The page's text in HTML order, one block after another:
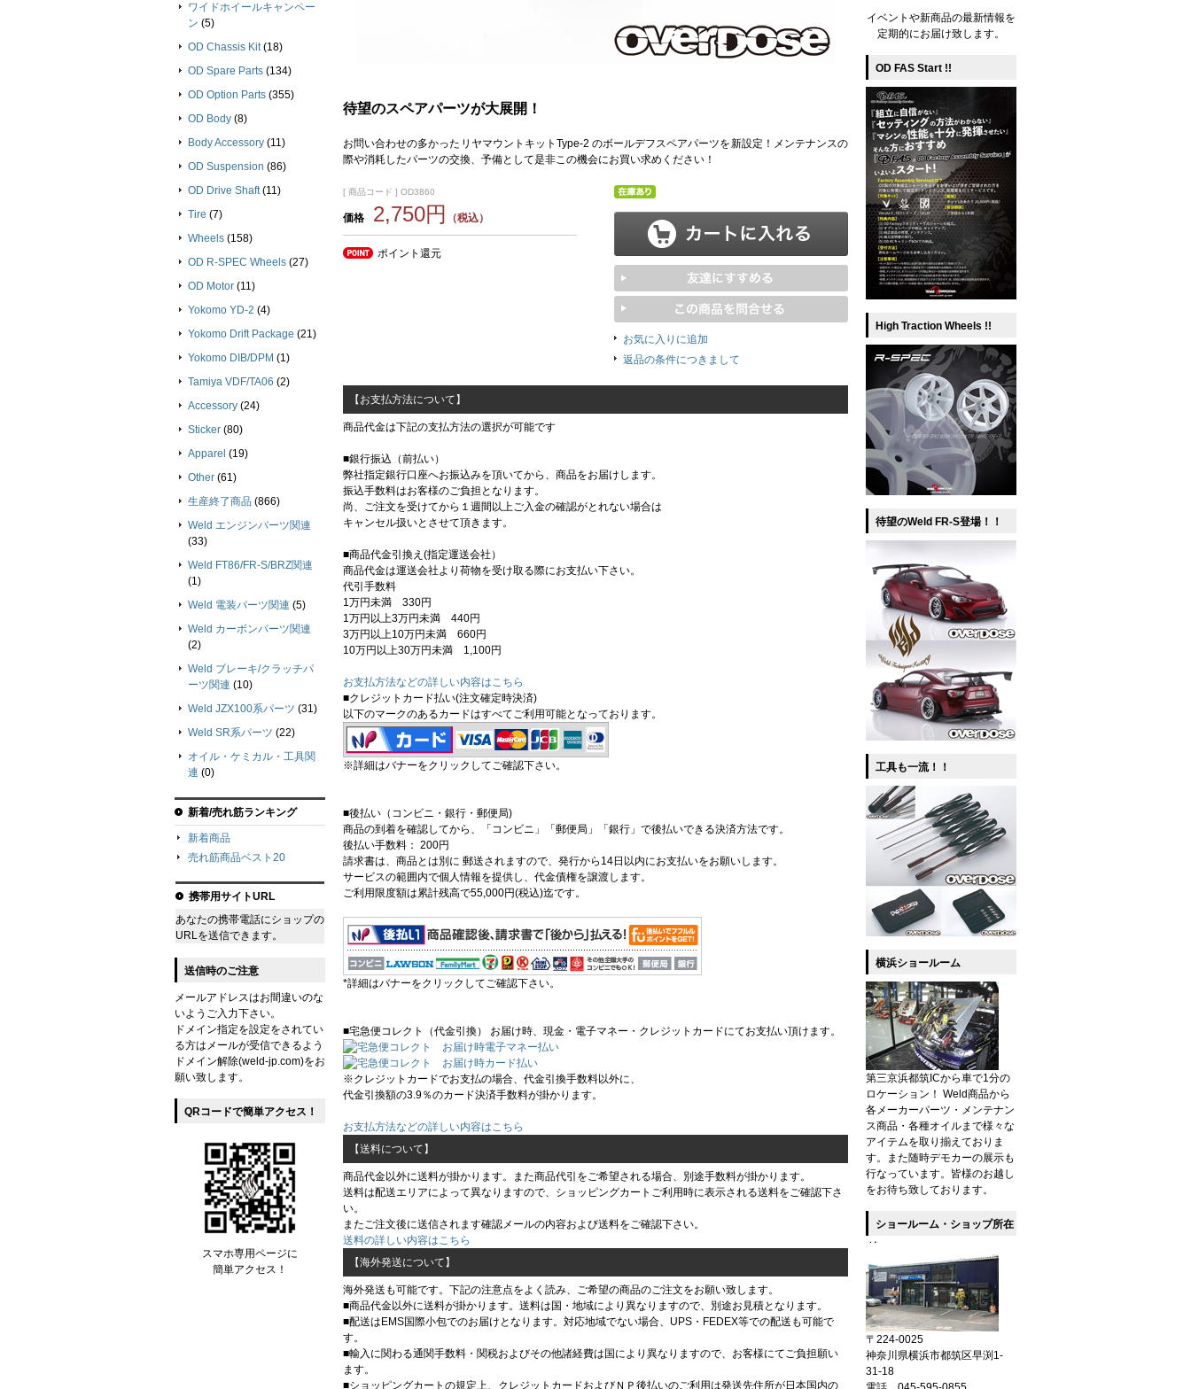
待望のスペアパーツが大展開！
お問い合わせの多かったリヤマウントキットType-2 のボールデフスペアパーツを新設定！メンテナンスの
際や消耗したパーツの交換、予備として是非この機会にお買い求めください！
[ 商品コード ] OD3860
価格 2,750円 （税込）
ポイント還元
お気に入りに追加
返品の条件につきまして
【お支払方法について】
商品代金は下記の支払方法の選択が可能です
■銀行振込（前払い）
弊社指定銀行口座へお振込みを頂いてから、商品をお届けします。
振込手数料はお客様のご負担となります。
尚、ご注文を受けてから１週間以上ご入金の確認がとれない場合は
キャンセル扱いとさせて頂きます。
■商品代金引換え(指定運送会社）
商品代金は運送会社より荷物を受け取る際にお支払い下さい。
代引手数料
1万円未満 330円
1万円以上3万円未満 440円
3万円以上10万円未満 660円
10万円以上30万円未満 1,100円
お支払方法などの詳しい内容はこちら
■クレジットカード払い(注文確定時決済)
以下のマークのあるカードはすべてご利用可能となっております。
※詳細はバナーをクリックしてご確認下さい。
■後払い（コンビニ・銀行・郵便局)
商品の到着を確認してから、「コンビニ」「郵便局」「銀行」で後払いできる決済方法です。
後払い手数料： 200円
請求書は、商品とは別に 郵送されますので、発行から14日以内にお支払いをお願いします。
サービスの範囲内で個人情報を提供し、代金債権を譲渡します。
ご利用限度額は累計残高で55,000円(税込)迄です。
*詳細はバナーをクリックしてご確認下さい。
■宅急便コレクト（代金引換） お届け時、現金・電子マネー・クレジットカードにてお支払い頂けます。
※クレジットカードでお支払の場合、代金引換手数料以外に、
代金引換額の3.9％のカード決済手数料が掛かります。
お支払方法などの詳しい内容はこちら
【送料について】
商品代金以外に送料が掛かります。また商品代引をご希望される場合、別途手数料が掛かります。
送料は配送エリアによって異なりますので、ショッピングカートご利用時に表示される送料をご確認下さ
い。
またご注文後に送信されます確認メールの内容および送料をご確認下さい。
送料の詳しい内容はこちら
【海外発送について】
海外発送も可能です。下記の注意点をよく読み、ご希望の商品のご注文をお願い致します。
■商品代金以外に送料が掛かります。送料は国・地域により異なりますので、別途お見積となります。
■配送はEMS国際小包でのお届けとなります。対応地域でない場合、UPS・FEDEX等での配送も可能で
す。
■輸入に関わる通関手数料・関税およびその他諸経費は国により異なりますので、お客様にてご負担願い
ます。
■ショッピングカートの規定上、クレジットカードおよびＮＰ後払いのご利用は発送先住所が日本国内の
ワイドホイールキャンペー
ン (5)
OD Chassis Kit (18)
OD Spare Parts (134)
OD Option Parts (355)
OD Body (8)
Body Accessory (11)
OD Suspension (86)
OD Drive Shaft (11)
Tire (7)
Wheels (158)
OD R-SPEC Wheels (27)
OD Motor (11)
Yokomo YD-2 (4)
Yokomo Drift Package (21)
Yokomo DIB/DPM (1)
Tamiya VDF/TA06 (2)
Accessory (24)
Sticker (80)
Apparel (19)
Other (61)
生産終了商品 (866)
Weld エンジンパーツ関連
(33)
Weld FT86/FR-S/BRZ関連
(1)
Weld 電装パーツ関連 (5)
Weld カーボンパーツ関連
(2)
Weld ブレーキ/クラッチパ
ーツ関連 (10)
Weld JZX100系パーツ (31)
Weld SR系パーツ (22)
オイル・ケミカル・工具関
連 (0)
新着/売れ筋ランキング
新着商品
売れ筋商品ベスト20
携帯用サイトURL
あなたの携帯電話にショップの
URLを送信できます。
送信時のご注意
メールアドレスはお間違いのな
いようご入力下さい。
ドメイン指定を設定をされてい
る方はメールが受信できるよう
ドメイン解除(weld-jp.com)をお
願い致します。
QRコードで簡単アクセス！
スマホ専用ページに
簡単アクセス！
イベントや新商品の最新情報を
定期的にお届け致します。
OD FAS Start !!
High Traction Wheels !!
待望のWeld FR-S登場！！
工具も一流！！
横浜ショールーム
第三京浜都筑ICから車で1分の
ロケーション！ Weld商品から
各メーカーパーツ・メンテナン
ス商品・各種オイルまで様々な
アイテムを取り揃えておりま
す。また随時デモカーの展示も
行なっています。皆様のお越し
をお待ち致しております。
ショールーム・ショップ所在
〒224-0025
神奈川県横浜市都筑区早渕1-
31-18